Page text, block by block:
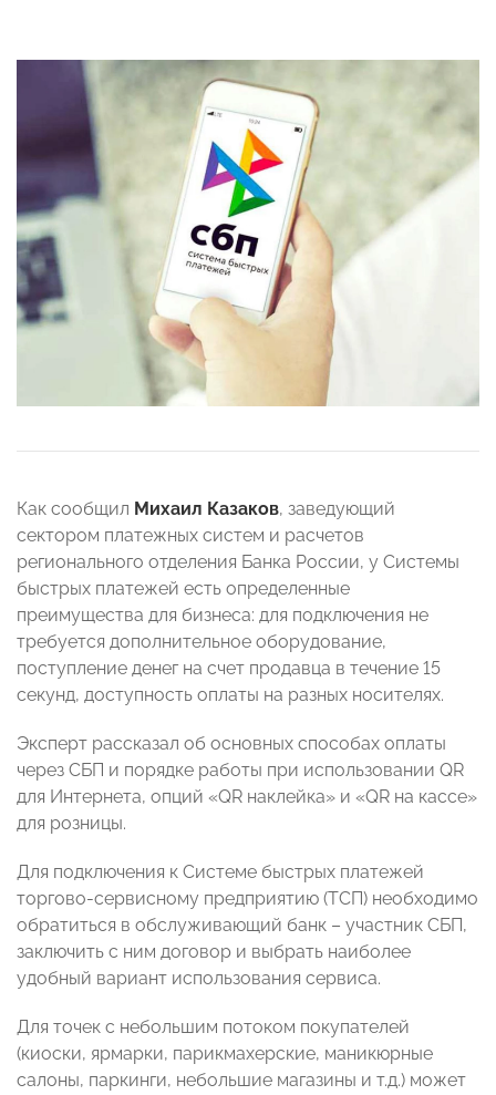
Как сообщил Михаил Казаков, заведующий
сектором платежных систем и расчетов
регионального отделения Банка России, у Системы
быстрых платежей есть определенные
преимущества для бизнеса: для подключения не
требуется дополнительное оборудование,
поступление денег на счет продавца в течение 15
секунд, доступность оплаты на разных носителях.
Эксперт рассказал об основных способах оплаты
через СБП и порядке работы при использовании QR
для Интернета, опций «QR наклейка» и «QR на кассе»
для розницы.
Для подключения к Системе быстрых платежей
торгово-сервисному предприятию (ТСП) необходимо
обратиться в обслуживающий банк – участник СБП,
заключить с ним договор и выбрать наиболее
удобный вариант использования сервиса.
Для точек с небольшим потоком покупателей
(киоски, ярмарки, парикмахерские, маникюрные
салоны, паркинги, небольшие магазины и т.д.) может